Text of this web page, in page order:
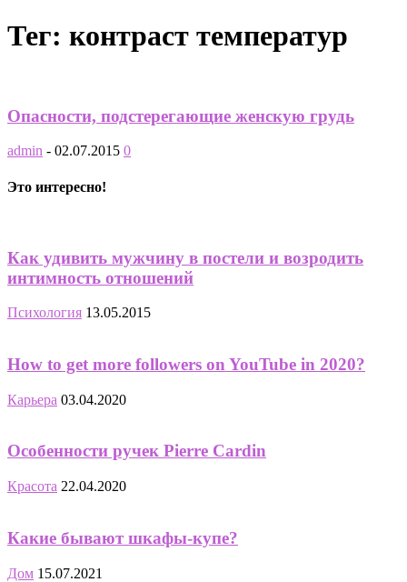
Тег: контраст температур
Опасности, подстерегающие женскую грудь
admin - 02.07.2015 0
Это интересно!
Как удивить мужчину в постели и возродить
интимность отношений
Психология 13.05.2015
How to get more followers on YouTube in 2020?
Карьера 03.04.2020
Особенности ручек Pierre Cardin
Красота 22.04.2020
Какие бывают шкафы-купе?
Дом 15.07.2021